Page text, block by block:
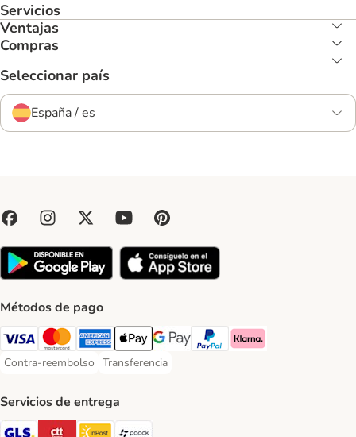
Servicios
Ventajas
Compras
Seleccionar país
España / es
Métodos de pago
Visa Payment Method
Mastercard Payment Method
American Express Payment Method
Apple Pay Payment Method
Google Pay Payment Method
PayPal Payment Method
Klarna Payment Method
Contra-reembolso
Contra-reembolso Payment Method
Transferencia
Transferencia Payment Method
Servicios de entrega
GLS Shipping Method
CTTExpress Shipping Method
InPost Shipping Method
paack Shipping Method